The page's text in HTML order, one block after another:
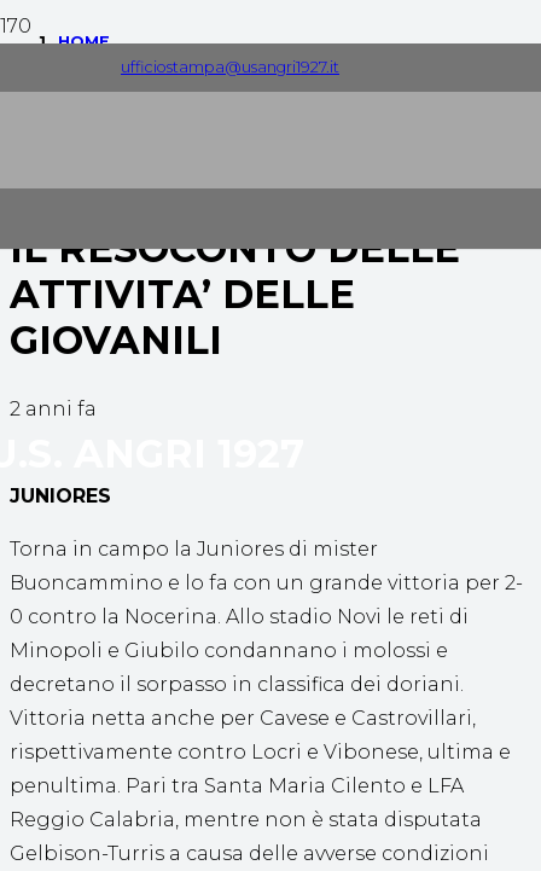
ufficiostampa@usangri1927.it
HOME
IL RESOCONTO DELLE
ATTIVITA’ DELLE
GIOVANILI
2 anni fa
JUNIORES
Torna in campo la Juniores di mister
Buoncammino e lo fa con un grande vittoria per 2-
0 contro la Nocerina. Allo stadio Novi le reti di
Minopoli e Giubilo condannano i molossi e
decretano il sorpasso in classifica dei doriani.
Vittoria netta anche per Cavese e Castrovillari,
rispettivamente contro Locri e Vibonese, ultima e
penultima. Pari tra Santa Maria Cilento e LFA
Reggio Calabria, mentre non è stata disputata
Gelbison-Turris a causa delle avverse condizioni